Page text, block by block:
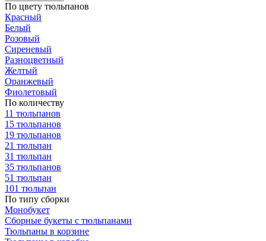
По цвету тюльпанов
Красный
Белый
Розовый
Сиреневый
Разноцветный
Желтый
Оранжевый
Фиолетовый
По количеству
11 тюльпанов
15 тюльпанов
19 тюльпанов
21 тюльпан
31 тюльпан
35 тюльпанов
51 тюльпан
101 тюльпан
По типу сборки
Монобукет
Сборные букеты с тюльпанами
Тюльпаны в корзине